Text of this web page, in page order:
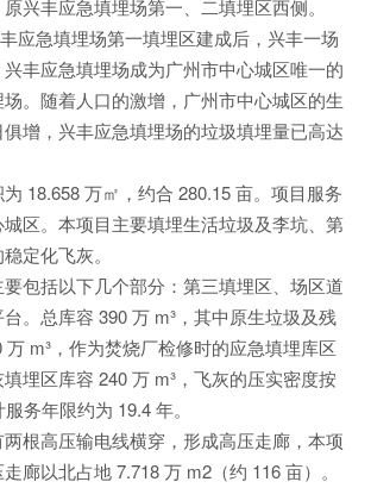
兴丰应急填埋场第一、二填埋区西侧。
应急填埋场第一填埋区建成后，兴丰一场
丰应急填埋场成为广州市中心城区唯一的
。随着人口的激增，广州市中心城区的生
增，兴丰应急填埋场的垃圾填埋量已高达
18.658 万㎡，约合 280.15 亩。项目服务
区。本项目主要填埋生活垃圾及李坑、第
定化飞灰。
包括以下几个部分：第三填埋区、场区道
。总库容 390 万 m³，其中原生垃圾及残
m³，作为焚烧厂检修时的应急填埋库区
埋区库容 240 万 m³，飞灰的压实密度按
务年限约为 19.4 年。
根高压输电线横穿，形成高压走廊，本项
廊以北占地 7.718 万 m2（约 116 亩）。